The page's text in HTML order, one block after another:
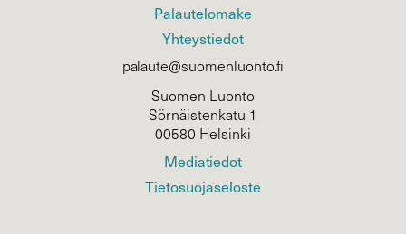
Palautelomake
Yhteystiedot
palaute@suomenluonto.fi
Suomen Luonto
Sörnäistenkatu 1
00580 Helsinki
Mediatiedot
Tietosuojaseloste